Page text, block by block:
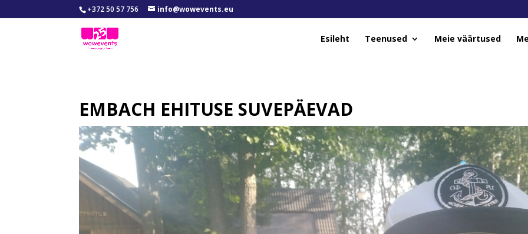
+372 50 57 756 info@wowevents.eu
Esileht Teenused Meie väärtused
EMBACH EHITUSE SUVEPÄEVAD